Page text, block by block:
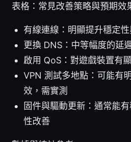
表格：常見改善策略與預期效
有線連線：明顯提升穩定
更換 DNS：中等幅度的延
啟用 QoS：對遊戲裝置有
VPN 測試多地點：可能有
效，需實測
固件與驅動更新：通常能
性改善